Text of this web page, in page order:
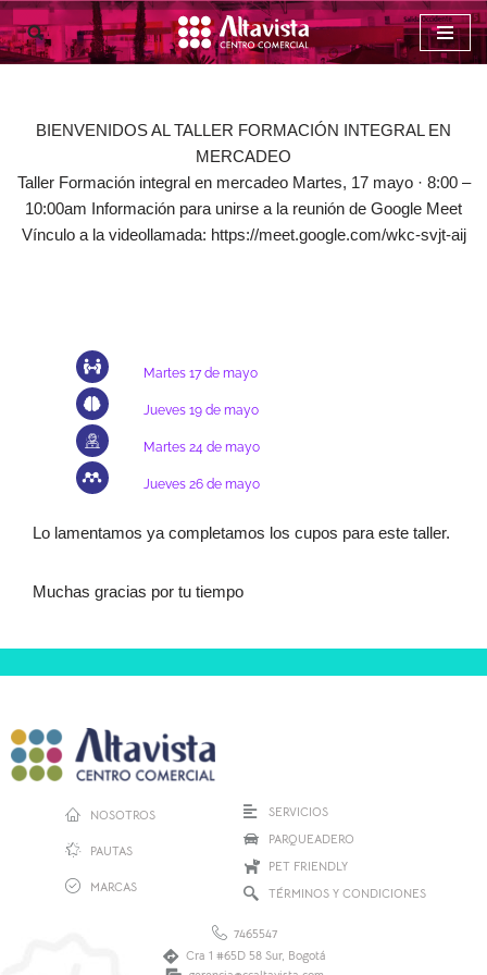
Saltar
BIENVENIDOS AL TALLER FORMACIÓN INTEGRAL EN
MERCADEO
Taller Formación integral en mercadeo Martes, 17 mayo · 8:00 –
10:00am Información para unirse a la reunión de Google Meet
Vínculo a la videollamada: https://meet.google.com/wkc-svjt-aij
Martes 17 de mayo
Jueves 19 de mayo
Martes 24 de mayo
Jueves 26 de mayo
Lo lamentamos ya completamos los cupos para este taller.
Muchas gracias por tu tiempo
NOSOTROS
PAUTAS
MARCAS
SERVICIOS
PARQUEADERO
PET FRIENDLY
TÉRMINOS Y CONDICIONES
7465547
Cra 1 #65D 58 Sur, Bogotá